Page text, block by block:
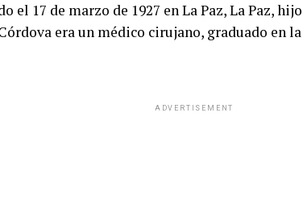
el 17 de marzo de 1927 en La Paz, La Paz,
era un médico cirujano, graduado en
ADVERTISEMENT